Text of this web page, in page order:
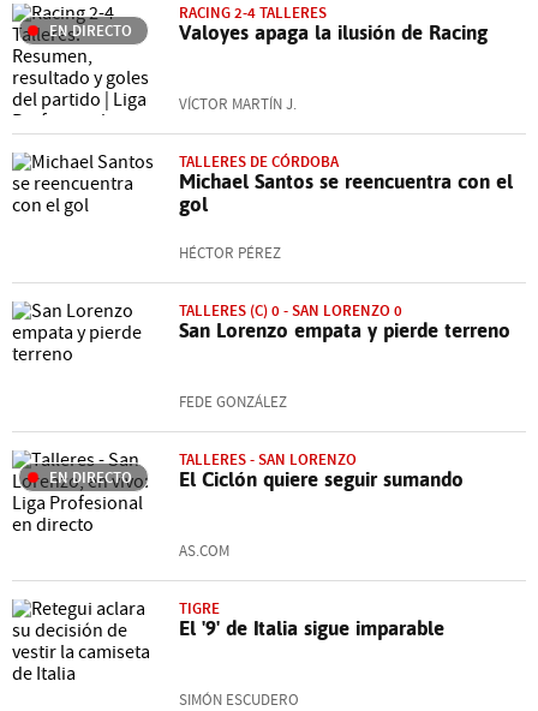
EN DIRECTO
RACING 2-4 TALLERES
Valoyes apaga la ilusión de Racing
VÍCTOR MARTÍN J.
TALLERES DE CÓRDOBA
Michael Santos se reencuentra con el
gol
HÉCTOR PÉREZ
TALLERES (C) 0 - SAN LORENZO 0
San Lorenzo empata y pierde terreno
FEDE GONZÁLEZ
EN DIRECTO
TALLERES - SAN LORENZO
El Ciclón quiere seguir sumando
AS.COM
TIGRE
El '9' de Italia sigue imparable
SIMÓN ESCUDERO